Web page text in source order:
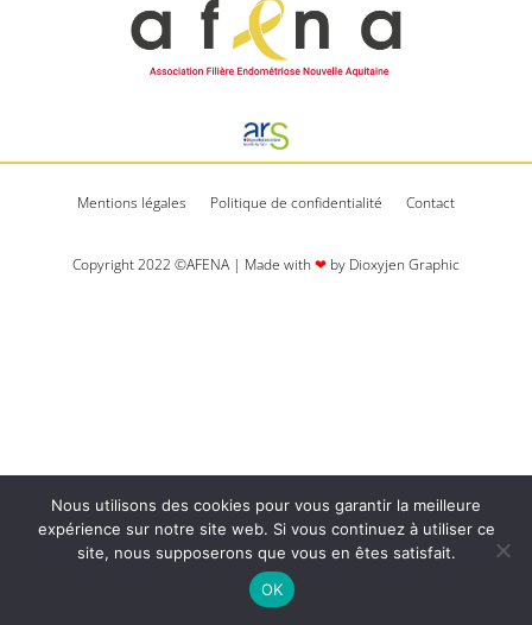
Mentions légales Politique de confidentialité Contact
Copyright 2022 ©AFENA | Made with ❤ by Dioxyjen Graphic​​
Nous utilisons des cookies pour vous garantir la meilleure
expérience sur notre site web. Si vous continuez à utiliser ce
site, nous supposerons que vous en êtes satisfait.
OK